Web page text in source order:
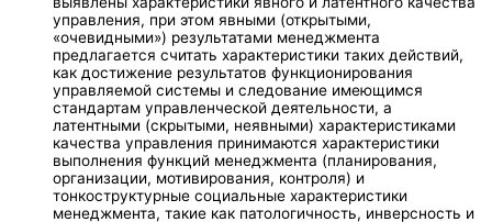
управления, при этом явными (открытыми,
«очевидными») результатами менеджмента
предлагается считать характеристики таких действий,
как достижение результатов функционирования
управляемой системы и следование имеющимся
стандартам управленческой деятельности, а
латентными (скрытыми, неявными) характеристиками
качества управления принимаются характеристики
выполнения функций менеджмента (планирования,
организации, мотивирования, контроля) и
тонкоструктурные социальные характеристики
менеджмента, такие как патологичность, инверсность и